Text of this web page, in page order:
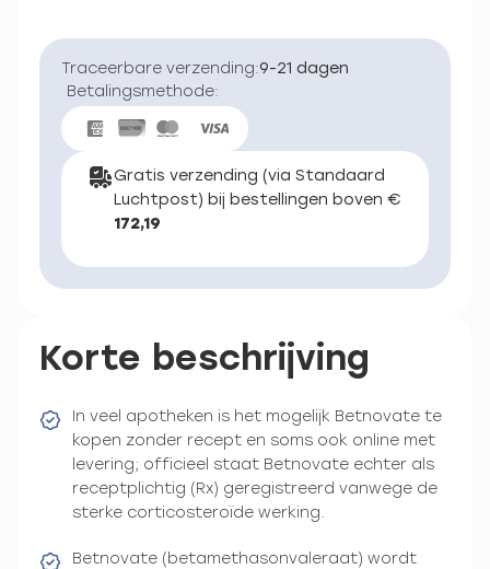
Traceerbare verzending:9-21 dagen
Betalingsmethode:
Gratis verzending (via Standaard
Luchtpost) bij bestellingen boven €
172,19
Korte beschrijving
In veel apotheken is het mogelijk Betnovate te
kopen zonder recept en soms ook online met
levering; officieel staat Betnovate echter als
receptplichtig (Rx) geregistreerd vanwege de
sterke corticosteroïde werking.
Betnovate (betamethasonvaleraat) wordt